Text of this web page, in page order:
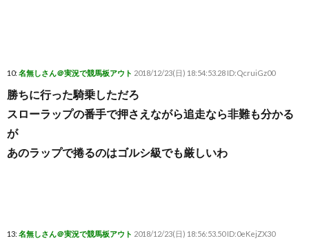
10: 名無しさん＠実況で競馬板アウト 2018/12/23(日) 18:54:53.28 ID:QcruiGz00
勝ちに行った騎乗しただろ
スローラップの番手で押さえながら追走なら非難も分かる
が
あのラップで捲るのはゴルシ級でも厳しいわ
13: 名無しさん＠実況で競馬板アウト 2018/12/23(日) 18:56:53.50 ID:0eKejZX30